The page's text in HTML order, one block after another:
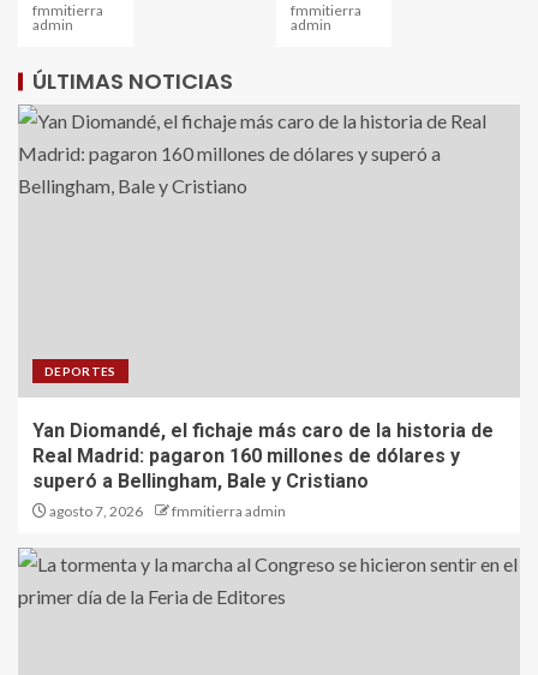
fmmitierra
admin
fmmitierra
admin
ÚLTIMAS NOTICIAS
DEPORTES
Yan Diomandé, el fichaje más caro de la historia de
Real Madrid: pagaron 160 millones de dólares y
superó a Bellingham, Bale y Cristiano
agosto 7, 2026 fmmitierra admin